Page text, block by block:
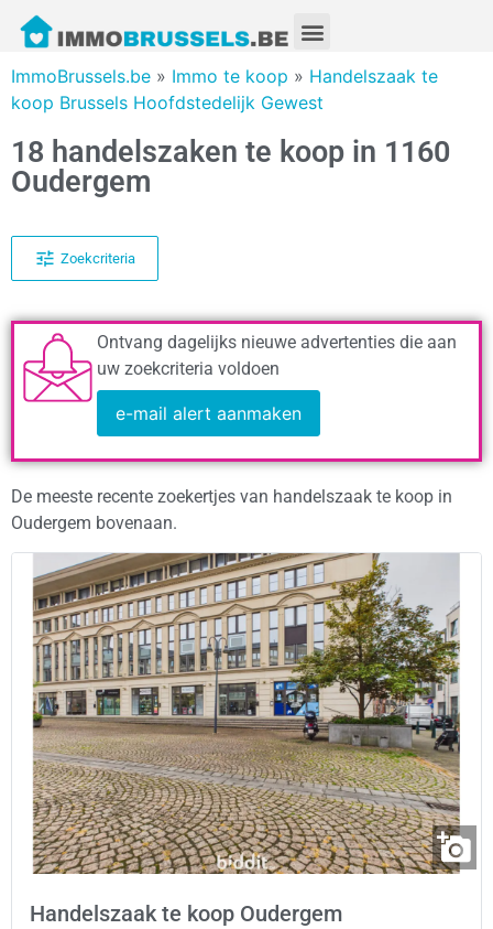
ImmoBrussels.be » Immo te koop » Handelszaak te
koop Brussels Hoofdstedelijk Gewest
18 handelszaken te koop in 1160
Oudergem
Zoekcriteria
Ontvang dagelijks nieuwe advertenties die aan
uw zoekcriteria voldoen
e-mail alert aanmaken
De meeste recente zoekertjes van handelszaak te koop in
Oudergem bovenaan.
Handelszaak te koop Oudergem